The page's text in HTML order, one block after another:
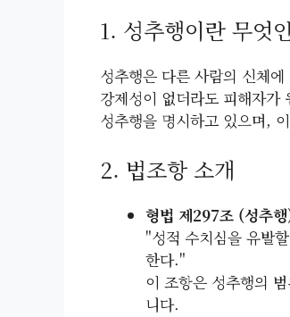
1. 성추행이란 무엇
성추행은 다른 사람의 신체
강제성이 없더라도 피해자
성추행을 명시하고 있으며,
2. 법조항 소개
형법 제297조 (성추
"성적 수치심을 유발
한다."
이 조항은 성추행의
니다.